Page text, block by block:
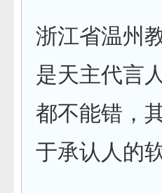
浙江省温州
是天主代言
都不能错，
于承认人的